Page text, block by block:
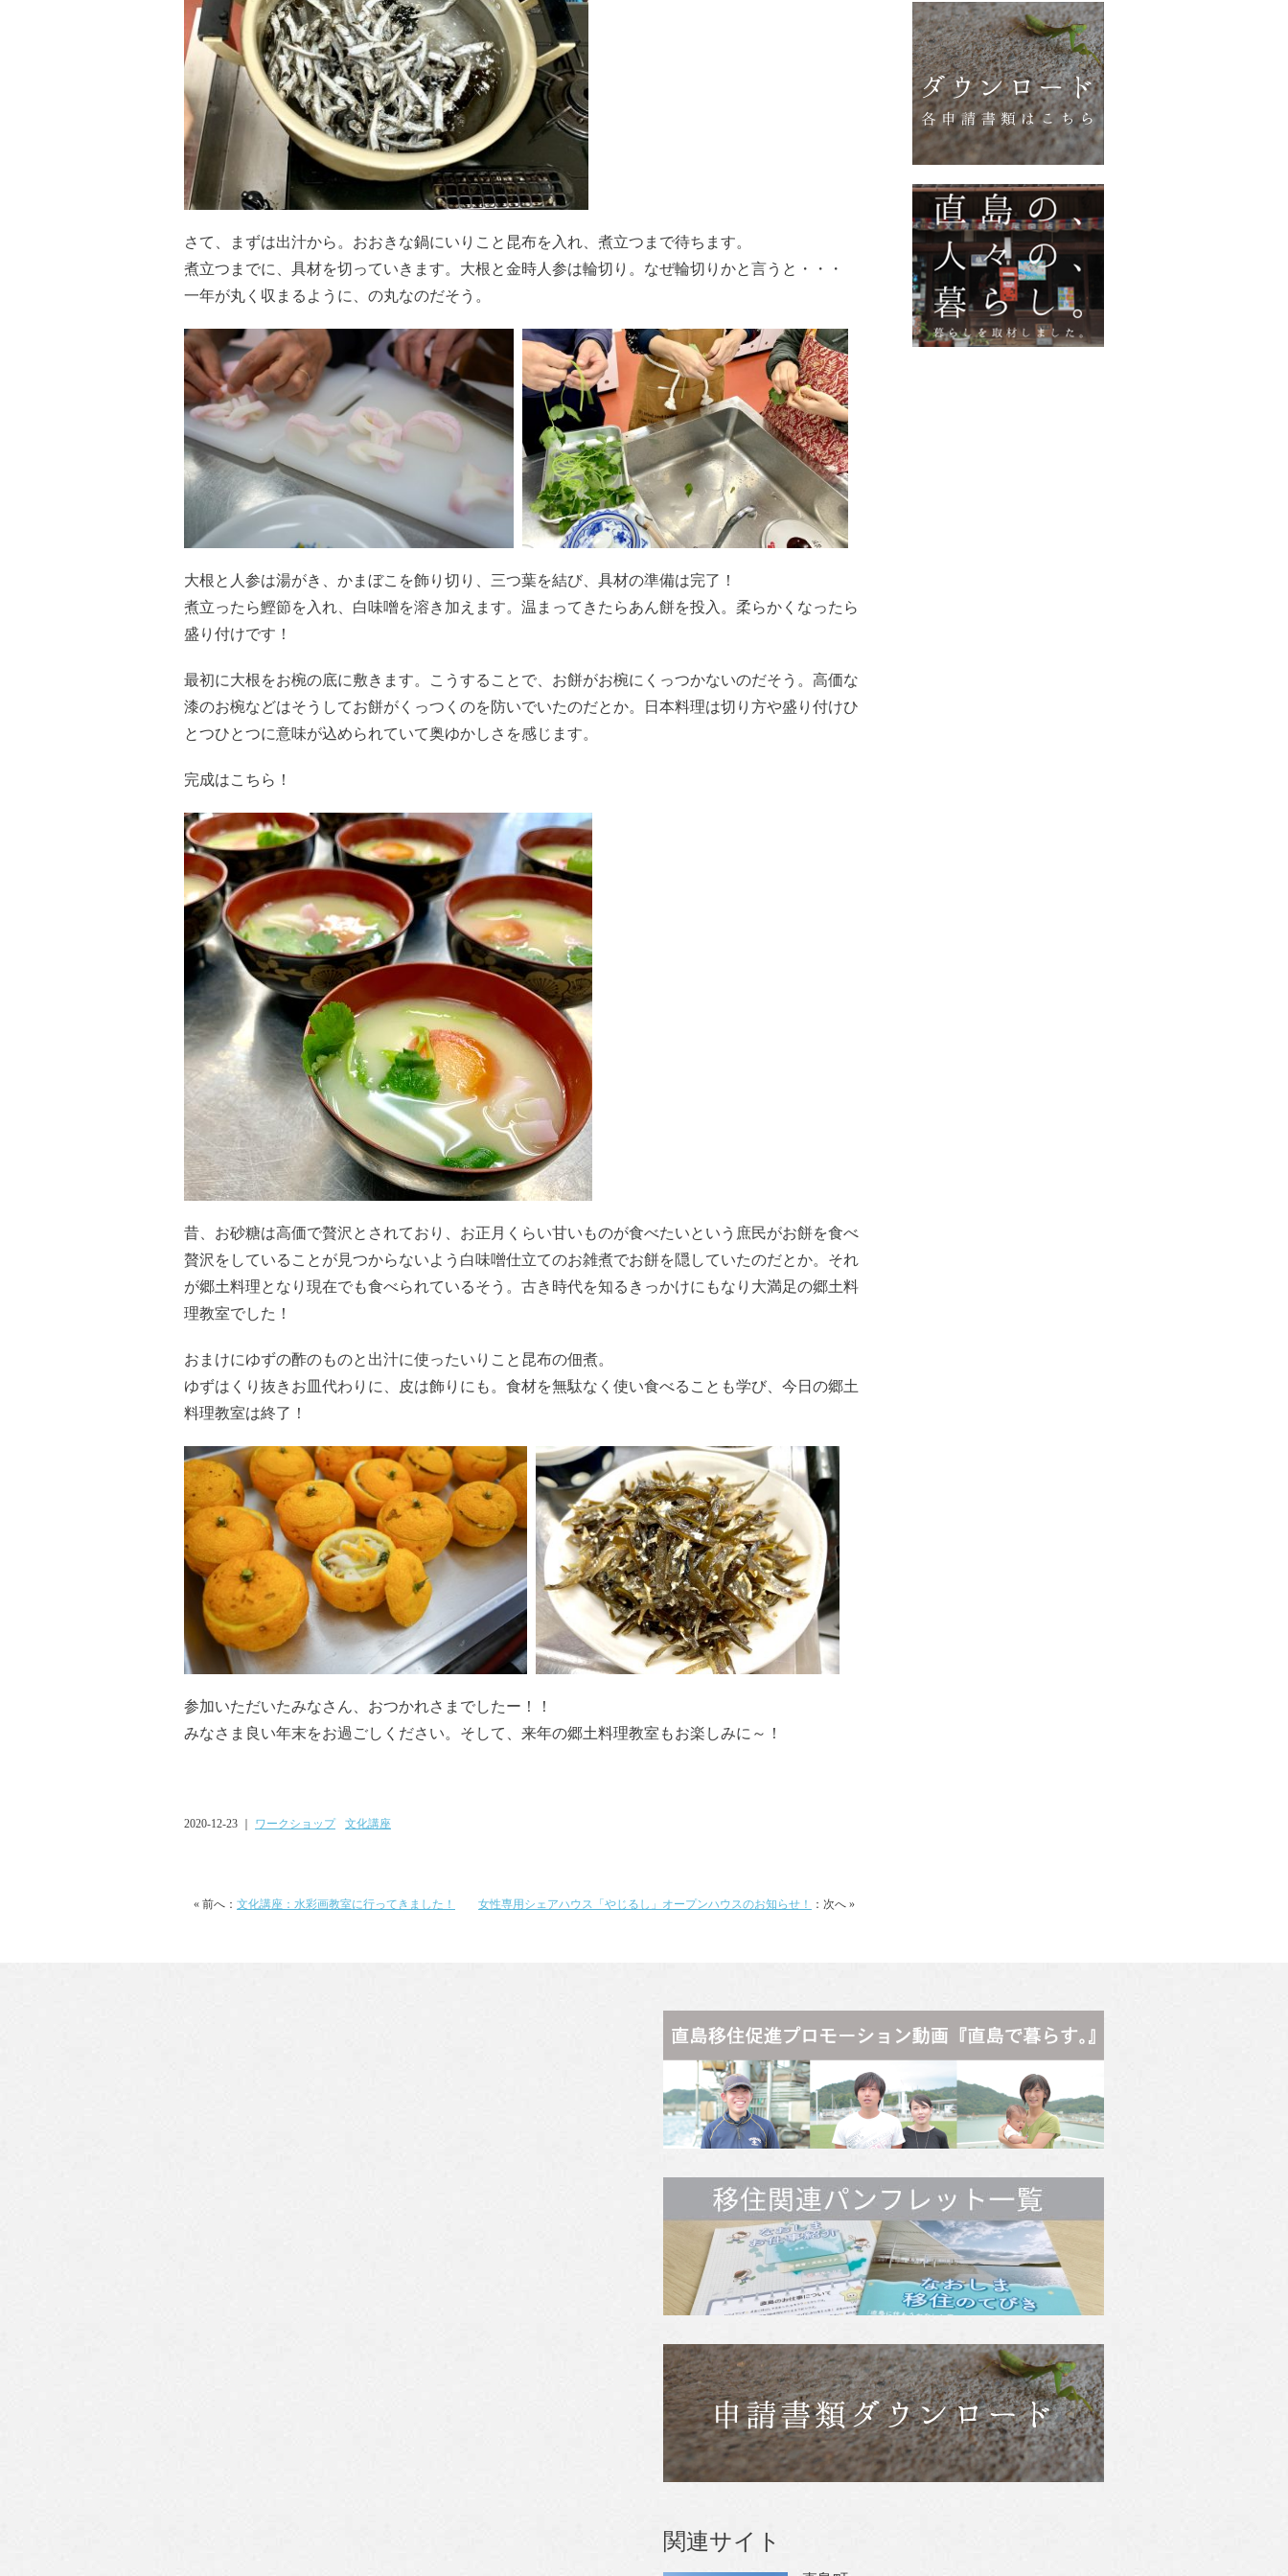
さて、まずは出汁から。おおきな鍋にいりこと昆布を入れ、煮立つまで待ちます。
煮立つまでに、具材を切っていきます。大根と金時人参は輪切り。なぜ輪切りかと言うと・・・
一年が丸く収まるように、の丸なのだそう。
大根と人参は湯がき、かまぼこを飾り切り、三つ葉を結び、具材の準備は完了！
煮立ったら鰹節を入れ、白味噌を溶き加えます。温まってきたらあん餅を投入。柔らかくなったら
盛り付けです！
最初に大根をお椀の底に敷きます。こうすることで、お餅がお椀にくっつかないのだそう。高価な
漆のお椀などはそうしてお餅がくっつくのを防いでいたのだとか。日本料理は切り方や盛り付けひ
とつひとつに意味が込められていて奥ゆかしさを感じます。
完成はこちら！
昔、お砂糖は高価で贅沢とされており、お正月くらい甘いものが食べたいという庶民がお餅を食べ
贅沢をしていることが見つからないよう白味噌仕立てのお雑煮でお餅を隠していたのだとか。それ
が郷土料理となり現在でも食べられているそう。古き時代を知るきっかけにもなり大満足の郷土料
理教室でした！
おまけにゆずの酢のものと出汁に使ったいりこと昆布の佃煮。
ゆずはくり抜きお皿代わりに、皮は飾りにも。食材を無駄なく使い食べることも学び、今日の郷土
料理教室は終了！
参加いただいたみなさん、おつかれさまでしたー！！
みなさま良い年末をお過ごしください。そして、来年の郷土料理教室もお楽しみに～！
2020-12-23 ｜ ワークショップ 文化講座
« 前へ： 文化講座：水彩画教室に行ってきました！ 女性専用シェアハウス「やじるし」オープンハウスのお知らせ！ ：次へ »
関連サイト